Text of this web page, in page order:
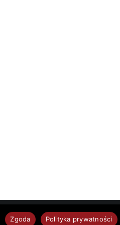
Zgoda Polityka prywatności